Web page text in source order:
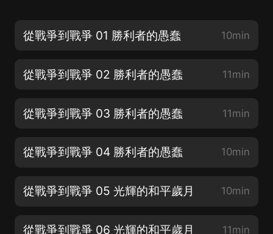
從戰爭到戰爭 01 勝利者的愚蠢 10min
從戰爭到戰爭 02 勝利者的愚蠢 11min
從戰爭到戰爭 03 勝利者的愚蠢 11min
從戰爭到戰爭 04 勝利者的愚蠢 10min
從戰爭到戰爭 05 光輝的和平歲月 10min
從戰爭到戰爭 06 光輝的和平歲月 11min